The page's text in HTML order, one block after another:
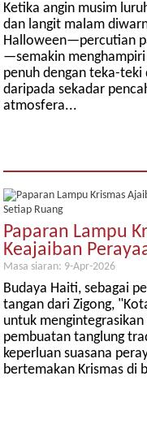
Ketika angin musim
dan langit malam
Halloween—percutian
—semakin menghampiri
penuh dengan teka-teki
daripada sekadar
atmosfera...
Paparan Lampu
Keajaiban
Masa siaran: 9-Apr-2026
Budaya Haiti, sebagai
tangan dari Zigong,
untuk
pembuatan tanglung
keperluan suasana
bertemakan Krismas di